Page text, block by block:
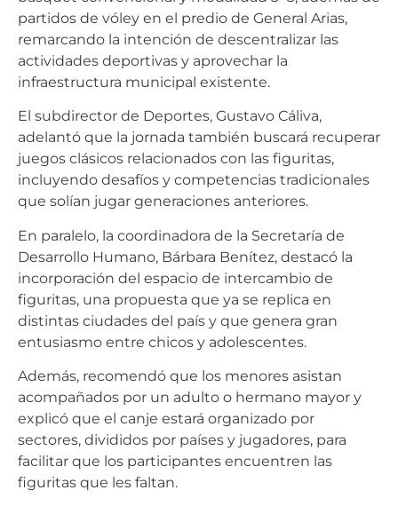
partidos de vóley en el predio de General Arias,
remarcando la intención de descentralizar las
actividades deportivas y aprovechar la
infraestructura municipal existente.
El subdirector de Deportes, Gustavo Cáliva,
adelantó que la jornada también buscará recuperar
juegos clásicos relacionados con las figuritas,
incluyendo desafíos y competencias tradicionales
que solían jugar generaciones anteriores.
En paralelo, la coordinadora de la Secretaría de
Desarrollo Humano, Bárbara Benítez, destacó la
incorporación del espacio de intercambio de
figuritas, una propuesta que ya se replica en
distintas ciudades del país y que genera gran
entusiasmo entre chicos y adolescentes.
Además, recomendó que los menores asistan
acompañados por un adulto o hermano mayor y
explicó que el canje estará organizado por
sectores, divididos por países y jugadores, para
facilitar que los participantes encuentren las
figuritas que les faltan.